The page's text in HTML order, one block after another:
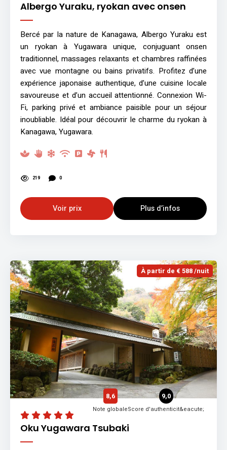
Albergo Yuraku, ryokan avec onsen
Bercé par la nature de Kanagawa, Albergo Yuraku est
un ryokan à Yugawara unique, conjuguant onsen
traditionnel, massages relaxants et chambres raffinées
avec vue montagne ou bains privatifs. Profitez d’une
expérience japonaise authentique, d’une cuisine locale
savoureuse et d’un accueil attentionné. Connexion Wi-
Fi, parking privé et ambiance paisible pour un séjour
inoubliable. Idéal pour découvrir le charme du ryokan à
Kanagawa, Yugawara.
219 0
Voir prix Plus d’infos
À partir de € 588 /nuit
Oku Yugawara Tsubaki
8,6
Note globale
9,0
Score d'authenticit&eacute;